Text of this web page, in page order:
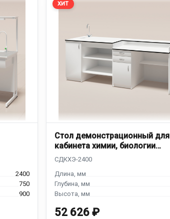
2400
750
900
ХИТ
Стол демонстрационный для
кабинета химии, биологии
СДКХЭ-2400
52 626 ₽